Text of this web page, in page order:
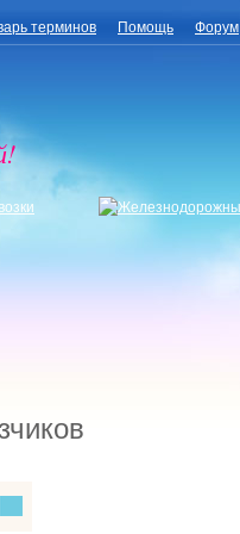
терминов Помощь Форум